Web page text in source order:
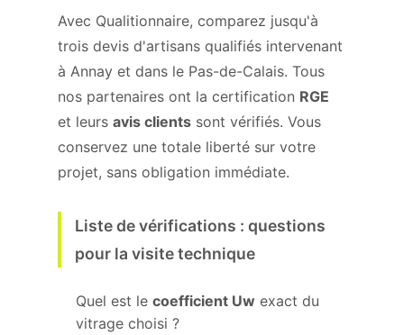
Avec Qualitionnaire, comparez jusqu'à
trois devis d'artisans qualifiés intervenant
à Annay et dans le Pas-de-Calais. Tous
nos partenaires ont la certification RGE
et leurs avis clients sont vérifiés. Vous
conservez une totale liberté sur votre
projet, sans obligation immédiate.
Liste de vérifications : questions
pour la visite technique
Quel est le coefficient Uw exact du
vitrage choisi ?